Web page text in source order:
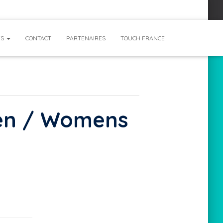
CONTACT PARTENAIRES TOUCH FRANCE
/ Womens